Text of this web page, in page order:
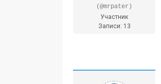
(@mrpater)
Участник
Записи: 13